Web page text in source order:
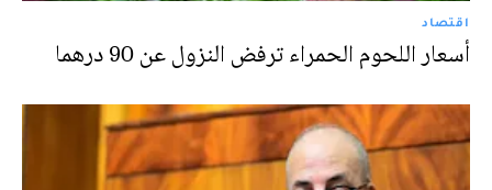
اقتصاد
أسعار اللحوم الحمراء ترفض النزول عن 90 درهما